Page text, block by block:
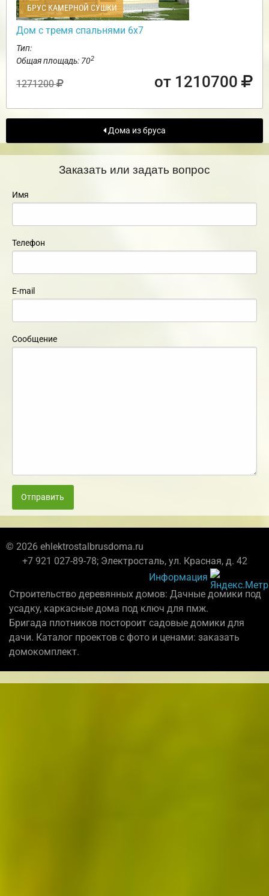
БРУС КАМЕРНОЙ СУШКИ
Дом с тремя спальнями 6х7
Тип:
Общая площадь: 702
1271200 от 1210700
Дома из бруса
Заказать или задать вопрос
Имя
Телефон
E-mail
Сообщение
Отправить
© 2026 ehlektrostalbrusdoma.ru
+7 921 027-89-78; Электросталь, ул. Красная, д. 42
Информация
Строительство деревянных домов: Дачные домики под
усадку, каркасные дома под ключ для пмж.
Бригада плотников постороит садовые домики для
дачи. Каталог проектов с фото и ценами: заказать
домокомплект.